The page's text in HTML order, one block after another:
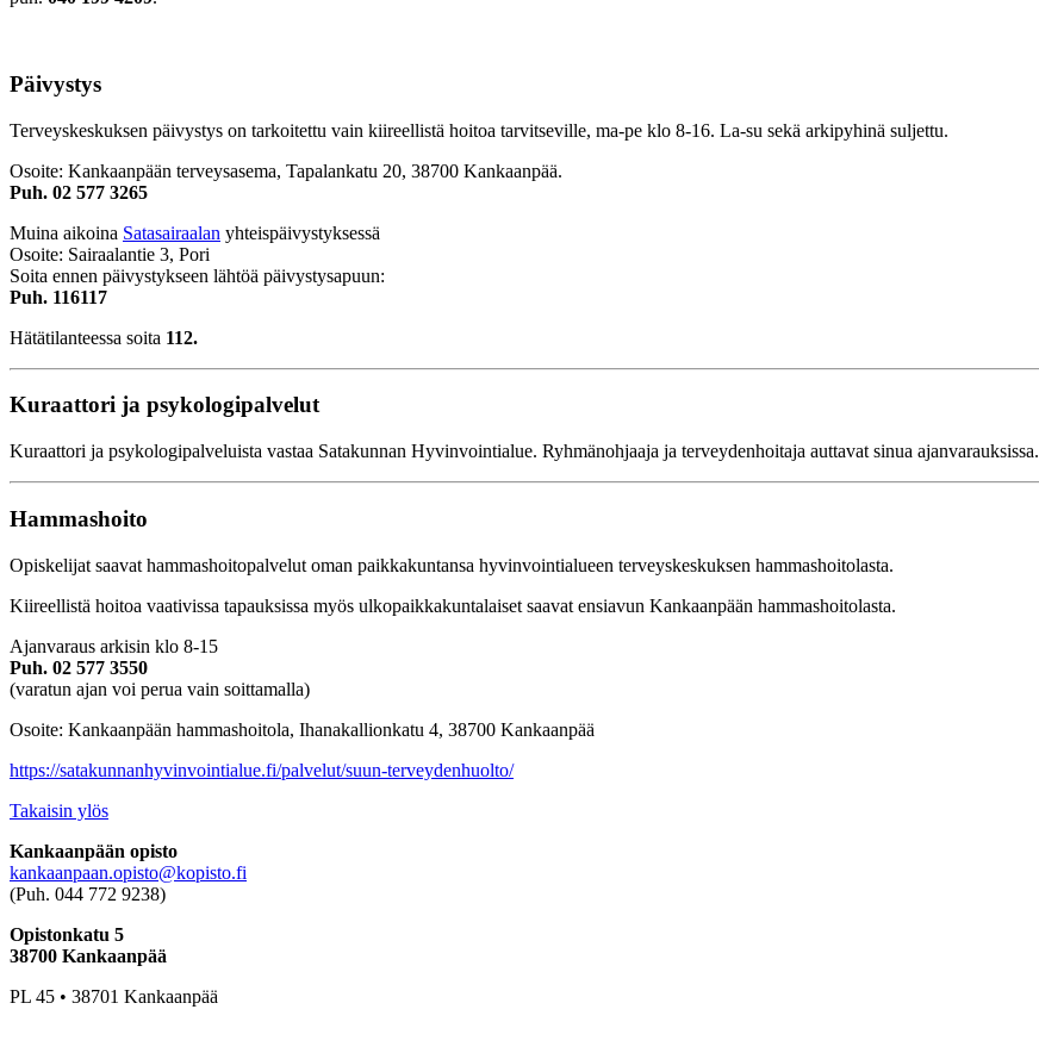
Päivystys
Terveyskeskuksen päivystys on tarkoitettu vain kiireellistä hoitoa tarvitseville, ma-pe klo 8-16. La-su sekä arkipyhinä suljettu.
Osoite: Kankaanpään terveysasema, Tapalankatu 20, 38700 Kankaanpää.
Puh. 02 577 3265
Muina aikoina Satasairaalan yhteispäivystyksessä
Osoite: Sairaalantie 3, Pori
Soita ennen päivystykseen lähtöä päivystysapuun:
Puh. 116117
Hätätilanteessa soita 112.
Kuraattori ja psykologipalvelut
Kuraattori ja psykologipalveluista vastaa Satakunnan Hyvinvointialue. Ryhmänohjaaja ja terveydenhoitaja auttavat sinua ajanvarauksissa.
Hammashoito
Opiskelijat saavat hammashoitopalvelut oman paikkakuntansa hyvinvointialueen terveyskeskuksen hammashoitolasta.
Kiireellistä hoitoa vaativissa tapauksissa myös ulkopaikkakuntalaiset saavat ensiavun Kankaanpään hammashoitolasta.
Ajanvaraus arkisin klo 8-15
Puh. 02 577 3550
(varatun ajan voi perua vain soittamalla)
Osoite: Kankaanpään hammashoitola, Ihanakallionkatu 4, 38700 Kankaanpää
https://satakunnanhyvinvointialue.fi/palvelut/suun-terveydenhuolto/
Takaisin ylös
Kankaanpään opisto
kankaanpaan.opisto@kopisto.fi
(Puh. 044 772 9238)
Opistonkatu 5
38700 Kankaanpää
PL 45 • 38701 Kankaanpää